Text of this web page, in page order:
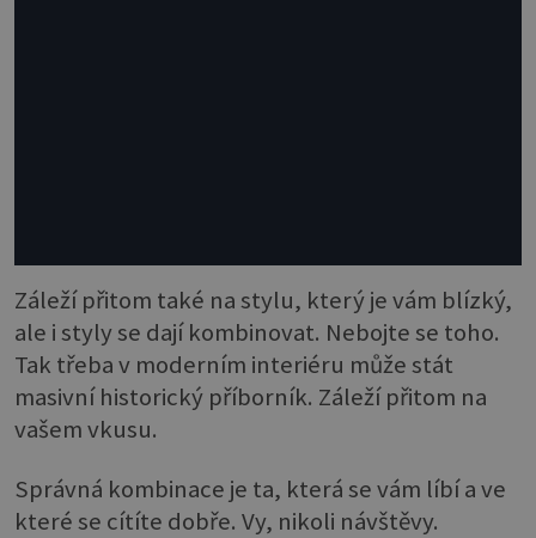
Záleží přitom také na stylu, který je vám blízký,
ale i styly se dají kombinovat. Nebojte se toho.
Tak třeba v moderním interiéru může stát
masivní historický příborník. Záleží přitom na
vašem vkusu.
Správná kombinace je ta, která se vám líbí a ve
které se cítíte dobře. Vy, nikoli návštěvy.